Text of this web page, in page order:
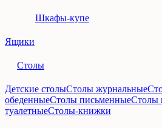
Шкафы-купе
Ящики
Столы
Детские столыСтолы журнальные
обеденныеСтолы письменныеСтолы
туалетныеСтолы-книжки